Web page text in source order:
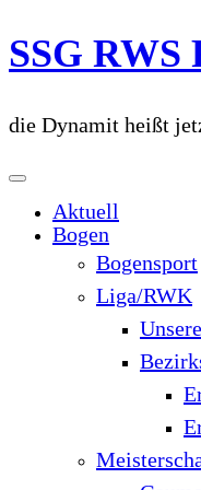
Zum
Inhalt
SSG RWS
die Dynamit heißt
Aktuell
Bogen
Bogensport
Liga/RWK